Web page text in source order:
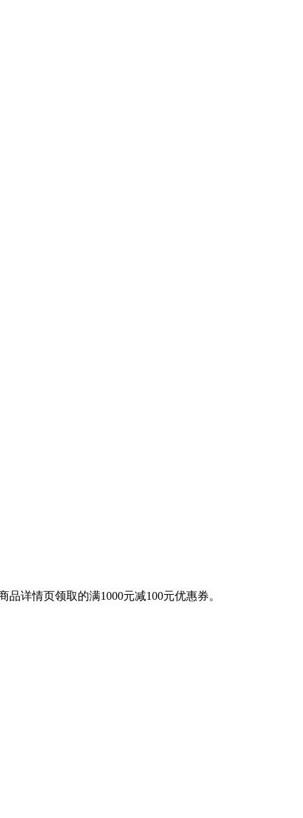
详情页领取的满1000元减100元优惠券。